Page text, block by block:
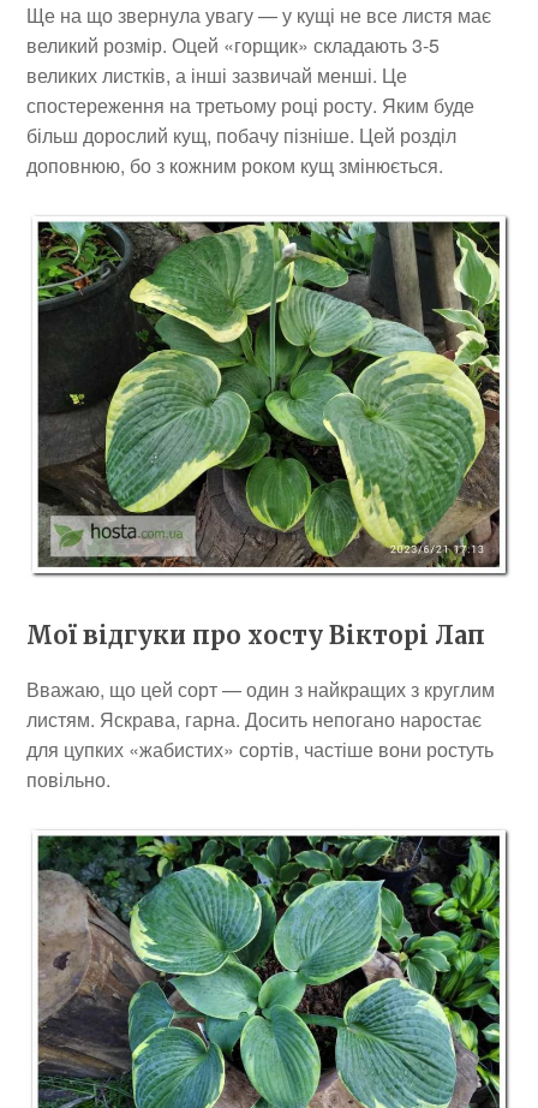
Ще на що звернула увагу — у кущі не все листя має
великий розмір. Оцей «горщик» складають 3-5
великих листків, а інші зазвичай менші. Це
спостереження на третьому році росту. Яким буде
більш дорослий кущ, побачу пізніше. Цей розділ
доповнюю, бо з кожним роком кущ змінюється.
Мої відгуки про хосту Вікторі Лап
Вважаю, що цей сорт — один з найкращих з круглим
листям. Яскрава, гарна. Досить непогано наростає
для цупких «жабистих» сортів, частіше вони ростуть
повільно.